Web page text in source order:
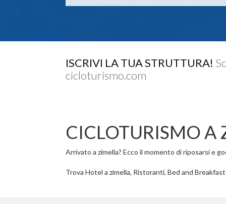
ISCRIVI LA TUA STRUTTURA!
cicloturismo.com
CICLOTURISMO A
Arrivato a zimella? Ecco il momento di riposarsi e
Trova Hotel a zimella, Ristoranti, Bed and